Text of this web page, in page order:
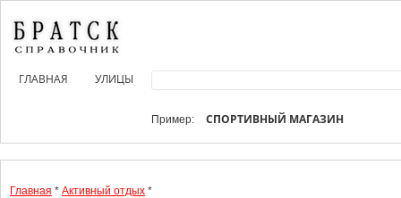
ГЛАВНАЯ УЛИЦЫ
Пример: СПОРТИВНЫЙ МАГАЗИН
Главная * Активный отдых *